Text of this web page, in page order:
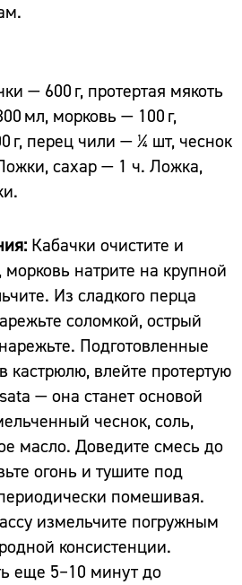
— 600 г, протертая мякоть
мл, морковь — 100 г,
г, перец чили — ¼ шт, чеснок
сахар — 1 ч. Ложка,
Кабачки очистите и
натрите на крупной
Из сладкого перца
соломкой, острый
Подготовленные
влейте протертую
— она станет основой
чеснок, соль,
масло. Доведите смесь до
огонь и тушите под
помешивая.
измельчите погружным
консистенции.
еще 5–10 минут до